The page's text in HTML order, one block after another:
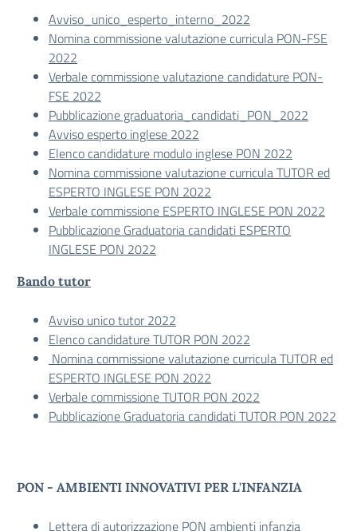
Avviso_unico_esperto_interno_2022
Nomina commissione valutazione curricula PON-FSE
2022
Verbale commissione valutazione candidature PON-
FSE 2022
Pubblicazione graduatoria_candidati_PON_2022
Avviso esperto inglese 2022
Elenco candidature modulo inglese PON 2022
Nomina commissione valutazione curricula TUTOR ed
ESPERTO INGLESE PON 2022
Verbale commissione ESPERTO INGLESE PON 2022
Pubblicazione Graduatoria candidati ESPERTO
INGLESE PON 2022
Bando tutor
Avviso unico tutor 2022
Elenco candidature TUTOR PON 2022
Nomina commissione valutazione curricula TUTOR ed
ESPERTO INGLESE PON 2022
Verbale commissione TUTOR PON 2022
Pubblicazione Graduatoria candidati TUTOR PON 2022
PON - AMBIENTI INNOVATIVI PER L'INFANZIA
Lettera di autorizzazione PON ambienti infanzia